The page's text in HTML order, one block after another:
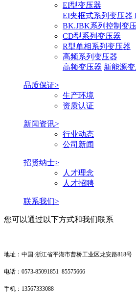
EI型变压器
EI夹框式系列变压器
BK.JBK系列控制变
CD型系列变压器
R型单相系列变压器
高频系列变压器
高频变压器 新能源
品质保证>
生产环境
资质认证
新闻资讯>
行业动态
公司新闻
招贤纳士>
人才理念
人才招聘
联系我们>
您可以通过以下方式和我们联系
地址：中国·浙江省平湖市曹桥工业区龙安路818号
电话：0573-85091851 85575666
手机：13567333088